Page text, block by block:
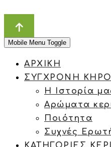
Mobile Menu Toggle
ΑΡΧΙΚΗ
ΣΥΓΧΡΟΝΗ
Η Ιστορία
Αρώματα
Ποιότητα
Συχνές